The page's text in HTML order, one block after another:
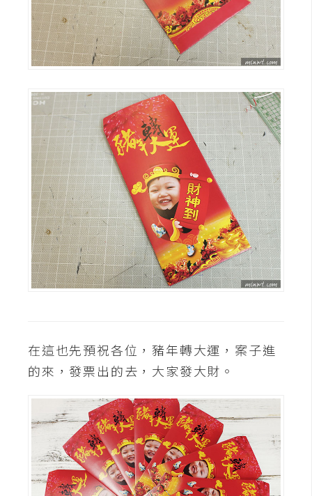
在這也先預祝各位，豬年轉大運，案子進
的來，發票出的去，大家發大財。